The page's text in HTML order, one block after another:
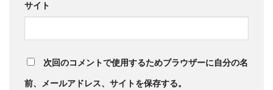
サイト
次回のコメントで使用するためブラウザーに自分の名
前、メールアドレス、サイトを保存する。